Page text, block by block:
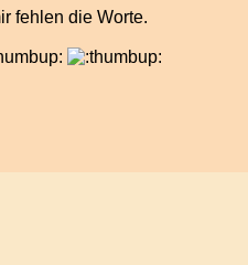
fehlen die Worte.